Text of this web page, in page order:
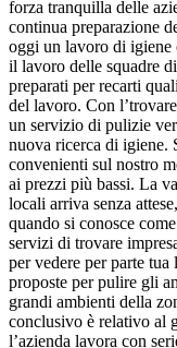
forza tranquilla delle
continua preparazione
oggi un lavoro di igiene
il lavoro delle squadre
preparati per recarti
del lavoro. Con
un servizio di pulizie
nuova ricerca di igiene.
convenienti sul nostro
ai prezzi più bassi. La
locali arriva senza
quando si conosce
servizi di trovare
per vedere per parte
proposte per pulire gli
grandi ambienti della
conclusivo è relativo al
l’azienda lavora con